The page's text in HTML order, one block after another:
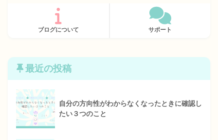
ブログについて サポート
最近の投稿
自分の方向性がわからなくなったときに確認し
たい３つのこと